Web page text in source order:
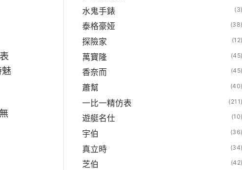
水鬼手錶
泰格豪娅
探險家
萬寶隆
香奈而
蕭幫
一比一精仿表
遊艇名仕
宇伯
真立時
芝伯